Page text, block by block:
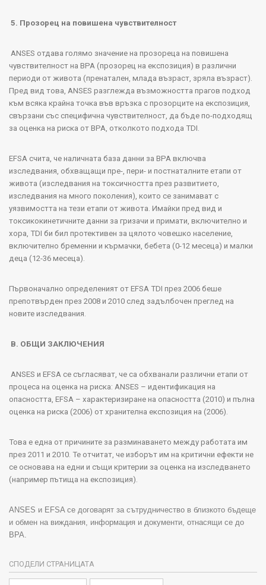
5. Прозорец на повишена чувствителност
ANSES отдава голямо значение на прозореца на повишена
чувствителност на BPA (прозорец на експозиция) в различни
периоди от живота (пренатален, млада възраст, зряла възраст).
Пред вид това, ANSES разглежда възможността прагов подход
към всяка крайна точка във връзка с прозорците на експозиция,
свързани със специфична чувствителност, да бъде по-подходящ
за оценка на риска от BPA , отколкото подхода TDI
EFSA счита, че наличната база данни за ВРА включва
изследвания, обхващащи пре-, пери- и постнаталните етапи от
живота (изследвания на токсичността през развитието,
изследвания на много поколения), които се занимават с
уязвимостта на тези етапи от живота. Имайки пред вид и
токсикокинетичните данни за гризачи и примати, включително и
хора, TDI би бил протективен за цялото човешко население,
включително бременни и кърмачки, бебета (0-12 месеца) и малки
деца (12-36 месеца).
Първоначално определеният от ЕFSA TDI през 2006 беше
препотвърден през 2008 и 2010 след задълбочен преглед на
новите изследвания.
B. ОБЩИ ЗАКЛЮЧЕНИЯ
ANSES и EFSA се съгласяват, че са обхванали различни етапи от
процеса на оценка на риска: ANSES – идентификация на
опасността, EFSA – характеризиране на опасността (2010) и пълна
оценка на риска (2006) от хранителна експозиция на (2006).
Това е една от причините за разминаването между работата им
през 2011 и 2010. Те отчитат, че изборът им на критични ефекти не
се основава на едни и същи критерии за оценка на изследването
(например пътища на експозиция).
ANSES и EFSA се договарят за сътрудничество в близкото бъдеще
и обмен на виждания, информация и документи, отнасящи се до
BPA
СПОДЕЛИ СТРАНИЦАТА